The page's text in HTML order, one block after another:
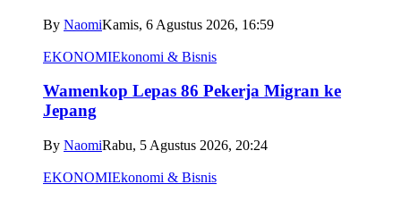
By NaomiKamis, 6 Agustus 2026, 16:59
EKONOMIEkonomi & Bisnis
Wamenkop Lepas 86 Pekerja Migran ke
Jepang
By NaomiRabu, 5 Agustus 2026, 20:24
EKONOMIEkonomi & Bisnis